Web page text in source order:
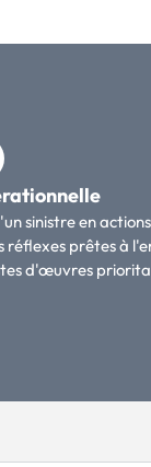
sinistre en actions
réflexes prêtes à
d'œuvres